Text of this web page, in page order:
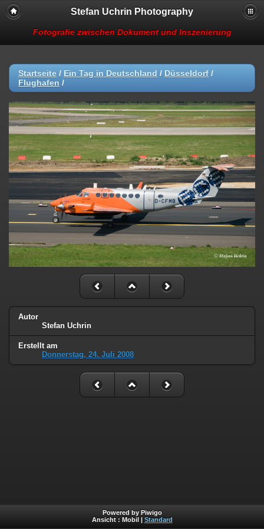
Stefan Uchrin Photography
Fotografie zwischen Dokument und Inszenierung
Startseite / Ein Tag in Deutschland / Düsseldorf /
Flughafen /
Autor
Stefan Uchrin
Erstellt am
Donnerstag, 24. Juli 2008
Powered by Piwigo
Ansicht : Mobil Standard